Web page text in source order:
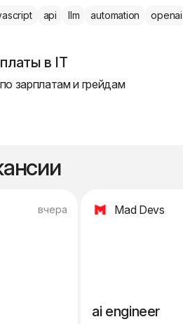
api llm automation openai
в IT
зарплатам и грейдам
вчера Mad Devs
ai engineer